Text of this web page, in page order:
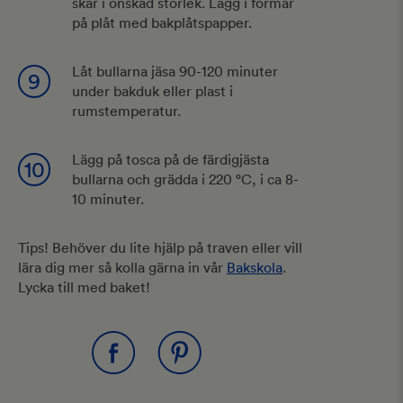
på plåt med bakplåtspapper.
9
Låt bullarna jäsa 90-120 minuter
under bakduk eller plast i
rumstemperatur.
10
Lägg på tosca på de färdigjästa
bullarna och grädda i 220 °C, i ca 8-
10 minuter.
Tips! Behöver du lite hjälp på traven eller vill
lära dig mer så kolla gärna in vår Bakskola.
Lycka till med baket!